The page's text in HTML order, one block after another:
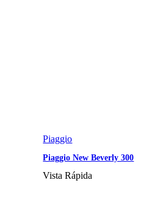
Piaggio
Piaggio New Beverly 300
Vista Rápida